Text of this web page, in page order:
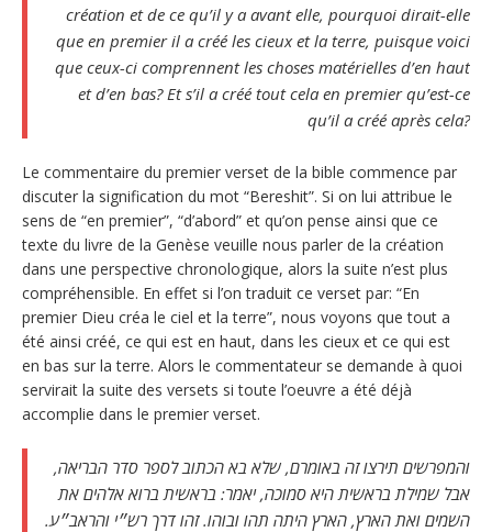
création et de ce qu’il y a avant elle, pourquoi dirait-elle
que en premier il a créé les cieux et la terre, puisque voici
que ceux-ci comprennent les choses matérielles d’en haut
et d’en bas? Et s’il a créé tout cela en premier qu’est-ce
qu’il a créé après cela?
Le commentaire du premier verset de la bible commence par
discuter la signification du mot “Bereshit”. Si on lui attribue le
sens de “en premier”, “d’abord” et qu’on pense ainsi que ce
texte du livre de la Genèse veuille nous parler de la création
dans une perspective chronologique, alors la suite n’est plus
compréhensible. En effet si l’on traduit ce verset par: “En
premier Dieu créa le ciel et la terre”, nous voyons que tout a
été ainsi créé, ce qui est en haut, dans les cieux et ce qui est
en bas sur la terre. Alors le commentateur se demande à quoi
servirait la suite des versets si toute l’oeuvre a été déjà
accomplie dans le premier verset.
והמפרשים תירצו זה באומרם, שלא בא הכתוב לספר סדר הבריאה,
אבל שמילת בראשית היא סמוכה, יאמר: בראשית ברוא אלהים את
השמים ואת הארץ, הארץ היתה תהו ובוהו. זהו דרך רש״י והראב״ע.